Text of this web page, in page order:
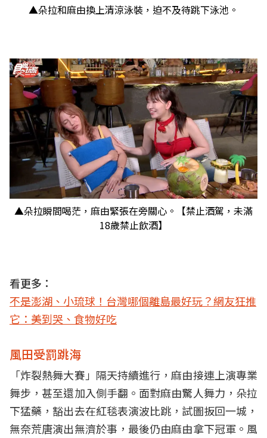
▲朵拉和麻由換上清涼泳裝，迫不及待跳下泳池。
▲朵拉瞬間喝茫，麻由緊張在旁關心。【禁止酒駕，未滿
18歲禁止飲酒】
看更多：
不是澎湖、小琉球！台灣哪個離島最好玩？網友狂推
它：美到哭、食物好吃
風田受罰跳海
「炸裂熱舞大賽」隔天持續進行，麻由接連上演專業
舞步，甚至還加入側手翻。面對麻由驚人舞力，朵拉
下猛藥，豁出去在紅毯表演波比跳，試圖扳回一城，
無奈荒唐演出無濟於事，最後仍由麻由拿下冠軍。風